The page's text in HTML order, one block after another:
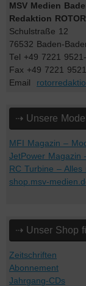
MSV Medien
Redaktion ROTOR
Schulstraße 12
76532 Baden-
Tel +49 7221
Fax +49 7221
Email
⇢ Unsere
MFI Magazin –
JetPower Magazin
RC Turbine –
shop.msv-
⇢ Unser Shop
Zeitschriften
Abonnement
Jahrgang-CDs